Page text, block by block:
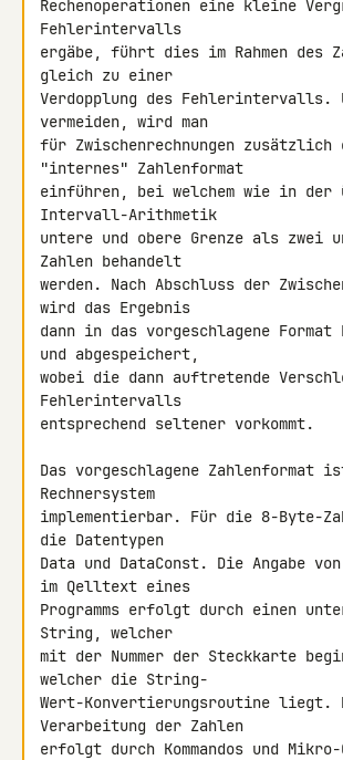
Rechenoperationen eine kleine
Fehlerintervalls
ergäbe, führt dies im Rahmen des
gleich zu einer
Verdopplung des Fehlerintervalls.
vermeiden, wird man
für Zwischenrechnungen zusätzlich
"internes" Zahlenformat
einführen, bei welchem wie in der
Intervall-Arithmetik
untere und obere Grenze als zwei
Zahlen behandelt
werden. Nach Abschluss der
wird das Ergebnis
dann in das vorgeschlagene
und abgespeichert,
wobei die dann auftretende
Fehlerintervalls
entsprechend seltener vorkommt.
Das vorgeschlagene Zahlenformat
Rechnersystem
implementierbar. Für die 8-Byte-
die Datentypen
Data und DataConst. Die Angabe
im Qelltext eines
Programms erfolgt durch einen
String, welcher
mit der Nummer der Steckkarte
welcher die String-
Wert-Konvertierungsroutine liegt.
Verarbeitung der Zahlen
erfolgt durch Kommandos und